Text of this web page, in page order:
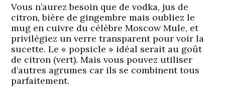
Vous n’aurez besoin que de vodka, jus de
citron, bière de gingembre mais oubliez le
mug en cuivre du célèbre Moscow Mule, et
privilégiez un verre transparent pour voir la
sucette. Le « popsicle » idéal serait au goût
de citron (vert). Mais vous pouvez utiliser
d’autres agrumes car ils se combinent tous
parfaitement.